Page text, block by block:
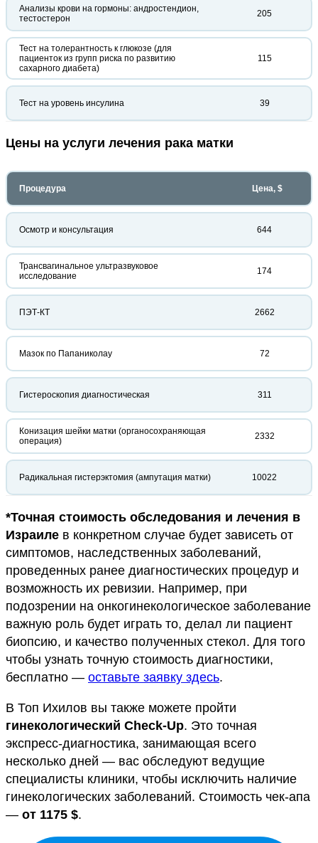
Анализы крови на гормоны: андростендион,
тестостерон
205
Тест на толерантность к глюкозе (для
пациенток из групп риска по развитию
сахарного диабета)
115
Тест на уровень инсулина 39
Цены на услуги лечения рака матки
Процедура Цена, $
Осмотр и консультация 644
Трансвагинальное ультразвуковое
исследование
174
ПЭТ-КТ 2662
Мазок по Папаниколау 72
Гистероскопия диагностическая 311
Конизация шейки матки (органосохраняющая
операция)
2332
Радикальная гистерэктомия (ампутация матки) 10022
*Точная стоимость обследования и лечения в
Израиле в конкретном случае будет зависеть от
симптомов, наследственных заболеваний,
проведенных ранее диагностических процедур и
возможность их ревизии. Например, при
подозрении на онкогинекологическое заболевание
важную роль будет играть то, делал ли пациент
биопсию, и качество полученных стекол. Для того
чтобы узнать точную стоимость диагностики,
бесплатно — оставьте заявку здесь.
В Топ Ихилов вы также можете пройти
гинекологический Check-Up. Это точная
экспресс-диагностика, занимающая всего
несколько дней — вас обследуют ведущие
специалисты клиники, чтобы исключить наличие
гинекологических заболеваний. Стоимость чек-апа
— от 1175 $.